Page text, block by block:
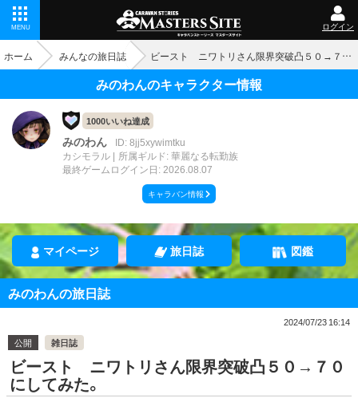
MENU ログイン
ホーム みんなの旅日誌 ビースト ニワトリさん限界突破凸５０→７０にしてみた。
みのわんのキャラクター情報
1000いいね達成
みのわん
ID: 8jj5xywimtku
カシモラル
所属ギルド: 華麗なる転勤族
最終ゲームログイン日: 2026.08.07
キャラバン情報
マイページ 旅日誌 図鑑
みのわんの旅日誌
2024/07/23 16:14
公開
雑日誌
ビースト ニワトリさん限界突破凸５０→７０
にしてみた。